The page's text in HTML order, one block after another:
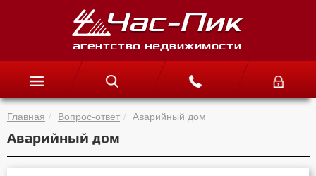
Главная Вопрос-ответ Аварийный дом
Аварийный дом